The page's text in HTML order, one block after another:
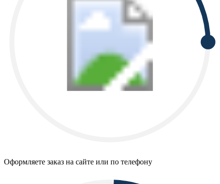
Оформляете заказ на сайте или по телефону